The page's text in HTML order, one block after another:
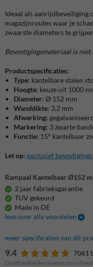
Ideaal als aanrijdbeveiliging
magazijnroutes waar je
zwaarste diameters te
Bevestigingsmateriaal is niet
Productspecificaties:
Type: kantelbare stalen
Hoogte: keuze uit 1000
Diameter: Ø 152 mm
Wanddikte: 3,2 mm
Afwerking:
Markering: 3 zwarte
Functie: 15° kantelbaar
Let op: exclusief
Rampaal Kantelbaar Ø152
2 jaar fabrieksgarantie
TUV gekeurd
Made in DE
lees over alle voordelen
meer specificaties van dit
9.4 7061
Onafhankelijke reviews door